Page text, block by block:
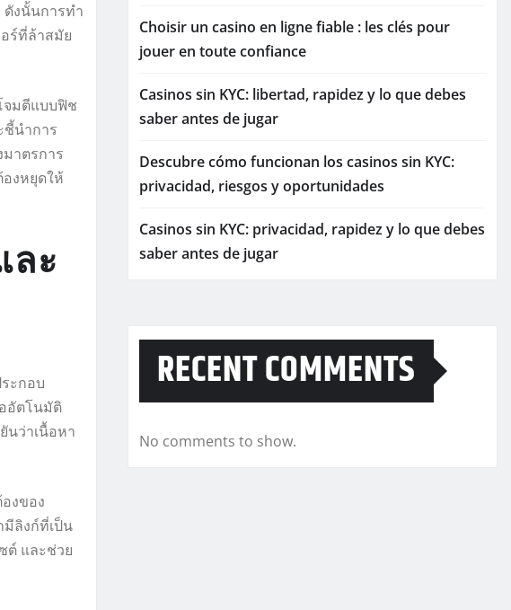
งนั้นการทำ
ร์ที่ล้าสมัย
จมตีแบบฟิช
ชี้นำการ
าตรการ
งหยุดให้
ละ
ะกอบ
อัตโนมัติ
นว่าเนื้อหา
งของ
มีลิงก์ที่เป็น
ต์ และช่วย
Choisir un casino en ligne fiable : les clés pour
jouer en toute confiance
Casinos sin KYC: libertad, rapidez y lo que debes
saber antes de jugar
Descubre cómo funcionan los casinos sin KYC:
privacidad, riesgos y oportunidades
Casinos sin KYC: privacidad, rapidez y lo que debes
saber antes de jugar
RECENT COMMENTS
No comments to show.